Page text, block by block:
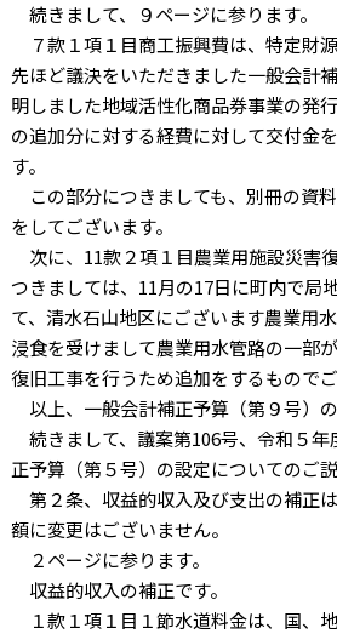
続きまして、９ページに参ります。
７款１項１目商工振興費は、特定財源
先ほど議決をいただきました一般会計
明しました地域活性化商品券事業の発
の追加分に対する経費に対して交付金
す。
この部分につきましても、別冊の資
をしてございます。
次に、 11款２項１目農業用施設災害
つきましては、 11月の17日に町内で局
て、清水石山地区にございます農業用
浸食を受けまして農業用水管路の一部
復旧工事を行うため追加をするものでご
以上、一般会計補正予算（第９号）の
続きまして、議案第106号、令和５年
正予算（第５号）の設定についてのご説
第２条、収益的収入及び支出の補正
額に変更はございません。
２ページに参ります。
収益的収入の補正です。
１款１項１目１節水道料金は、国、